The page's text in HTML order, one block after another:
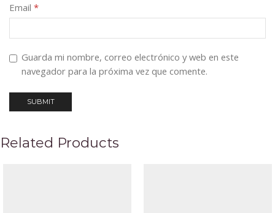
Email *
Guarda mi nombre, correo electrónico y web en este
navegador para la próxima vez que comente.
Related Products